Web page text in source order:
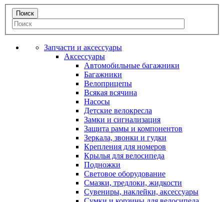
Запчасти и аксессуары
Аксессуары
Автомобильные багажники
Багажники
Велоприцепы
Всякая всячина
Насосы
Детские велокресла
Замки и сигнализация
Защита рамы и компонентов
Зеркала, звонки и гудки
Крепления для номеров
Крылья для велосипеда
Подножки
Световое оборудование
Смазки, тредлоки, жидкости
Сувениры, наклейки, аксессуары